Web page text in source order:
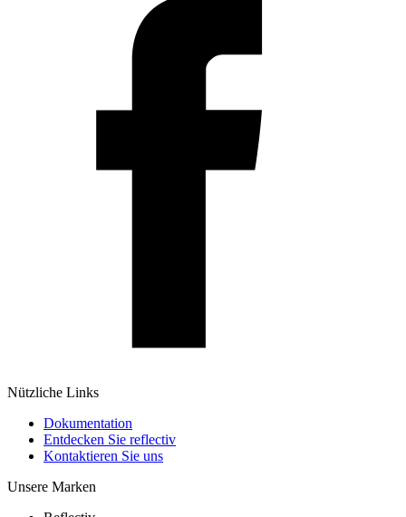
Nützliche Links
Dokumentation
Entdecken Sie reflectiv
Kontaktieren Sie uns
Unsere Marken